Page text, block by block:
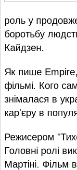
роль у
боротьбу
Кайдзен.
Як пише Empire,
фільмі. Кого
знімалася в
кар'єру в
Режисером
Головні ролі
Мартіні. Фільм